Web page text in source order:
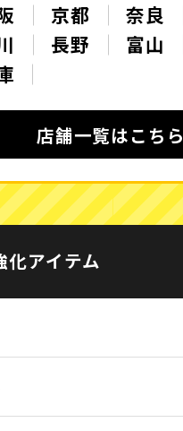
京都 奈良
長野 富山
店舗一覧はこちら
化アイテム